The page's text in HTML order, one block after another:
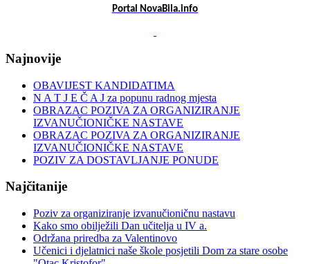
Portal NovaBila.info
Najnovije
OBAVIJEST KANDIDATIMA
N A T J E Č A J za popunu radnog mjesta
OBRAZAC POZIVA ZA ORGANIZIRANJE
IZVANUČIONIČKE NASTAVE
OBRAZAC POZIVA ZA ORGANIZIRANJE
IZVANUČIONIČKE NASTAVE
POZIV ZA DOSTAVLJANJE PONUDE
Najčitanije
Poziv za organiziranje izvanučioničnu nastavu
Kako smo obilježili Dan učitelja u IV a.
Održana priredba za Valentinovo
Učenici i djelatnici naše škole posjetili Dom za stare osobe